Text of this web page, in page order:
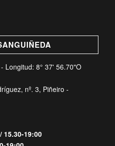
Longitud: 8° 37' 56.70"O
nº. 3, Piñeiro -
15.30-19:00